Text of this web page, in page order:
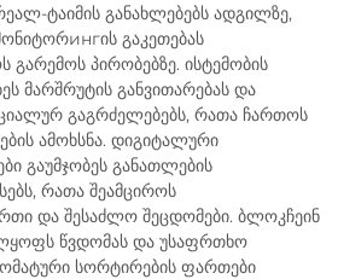
ტაიმის განახლებებს ადგილზე,
გაკეთებას
გარემოს პირობებზე. ისტემობის
მარშრუტის განვითარებას და
გაგრძელებებს, რათა ჩართოს
ამოხსნა. დიგიტალური
გაუმჯობეს განათლების
რათა შეამციროს
და შესაძლო შეცდომები. ბლოკჩეინ
წვდომას და უსაფრთხო
სორტირების ფართები